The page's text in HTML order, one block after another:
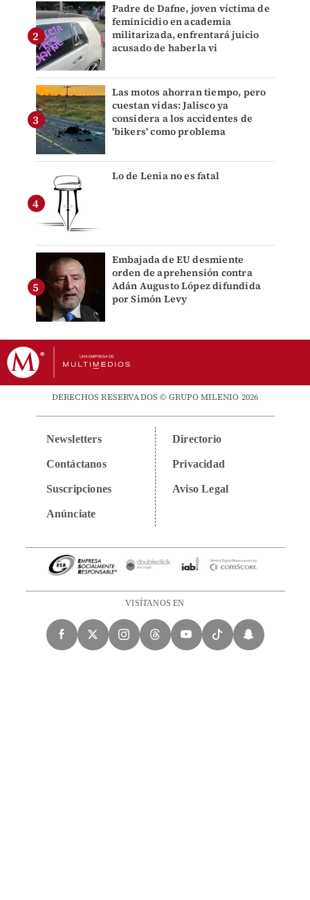
Padre de Dafne, joven víctima de
feminicidio en academia
militarizada, enfrentará juicio
acusado de haberla vi
Las motos ahorran tiempo, pero
cuestan vidas: Jalisco ya
considera a los accidentes de
'bikers' como problema
Lo de Lenia no es fatal
Embajada de EU desmiente
orden de aprehensión contra
Adán Augusto López difundida
por Simón Levy
DERECHOS RESERVADOS © GRUPO MILENIO 2026
Newsletters
Contáctanos
Suscripciones
Anúnciate
Directorio
Privacidad
Aviso Legal
VISÍTANOS EN